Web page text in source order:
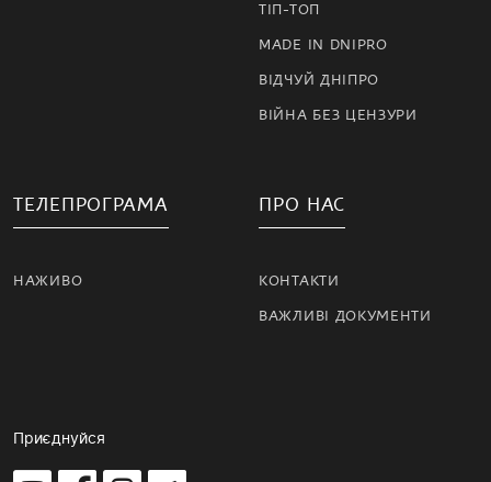
ТІП-ТОП
MADE IN DNIPRO
ВІДЧУЙ ДНІПРО
ВІЙНА БЕЗ ЦЕНЗУРИ
ТЕЛЕПРОГРАМА
НАЖИВО
ПРО НАС
КОНТАКТИ
ВАЖЛИВІ ДОКУМЕНТИ
Приєднуйся